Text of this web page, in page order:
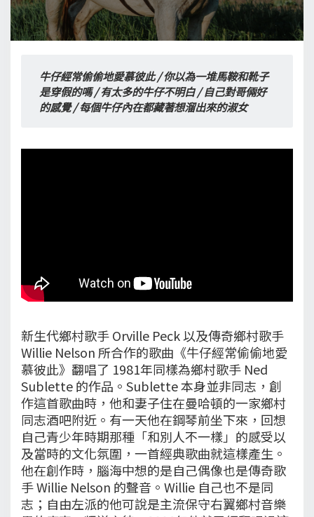
牛仔經常偷偷地愛慕彼此 / 你以為一堆馬鞍和靴子
是穿假的嗎 / 有太多的牛仔不明白 / 自己對哥倆好
的感覺 / 每個牛仔內在都藏著想溜出來的淑女
新生代鄉村歌手 Orville Peck 以及傳奇鄉村歌手
Willie Nelson 所合作的歌曲《牛仔經常偷偷地愛
慕彼此》翻唱了 1981年同樣為鄉村歌手 Ned
Sublette 的作品。Sublette 本身並非同志，創
作這首歌曲時，他和妻子住在曼哈頓的一家鄉村
同志酒吧附近。有一天他在鋼琴前坐下來，回想
自己青少年時期那種「和別人不一樣」的感受以
及當時的文化氛圍，一首經典歌曲就這樣產生。
他在創作時，腦海中想的是自己偶像也是傳奇歌
手 Willie Nelson 的聲音。Willie 自己也不是同
志；自由左派的他可說是主流保守右翼鄉村音樂